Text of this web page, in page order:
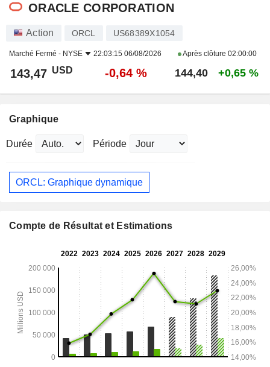
ORACLE CORPORATION
Action ORCL US68389X1054
Marché Fermé - NYSE 22:03:15 06/08/2026 Après clôture 02:00:00
143,47 USD -0,64 % 144,40 +0,65 %
Graphique
Durée Période
ORCL: Graphique dynamique
Compte de Résultat et Estimations